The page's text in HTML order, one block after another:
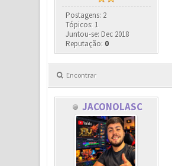
Postagens: 2
Tópicos: 1
Juntou-se: Dec 2018
Reputação: 0
Encontrar
JACONOLASC